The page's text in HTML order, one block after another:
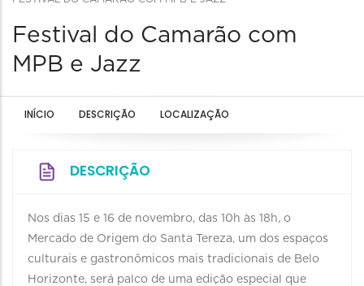
Festival do Camarão com
MPB e Jazz
INÍCIO DESCRIÇÃO LOCALIZAÇÃO
DESCRIÇÃO
Nos dias 15 e 16 de novembro, das 10h às 18h, o
Mercado de Origem do Santa Tereza, um dos espaços
culturais e gastronômicos mais tradicionais de Belo
Horizonte, será palco de uma edição especial que